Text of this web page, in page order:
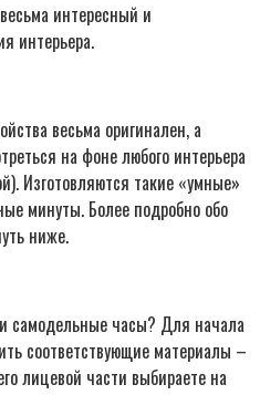
интересный и
интерьера.
весьма оригинален, а
на фоне любого интерьера
Изготовляются такие «умные»
минуты. Более подробно обо
ниже.
самодельные часы? Для начала
соответствующие материалы –
лицевой части выбираете на